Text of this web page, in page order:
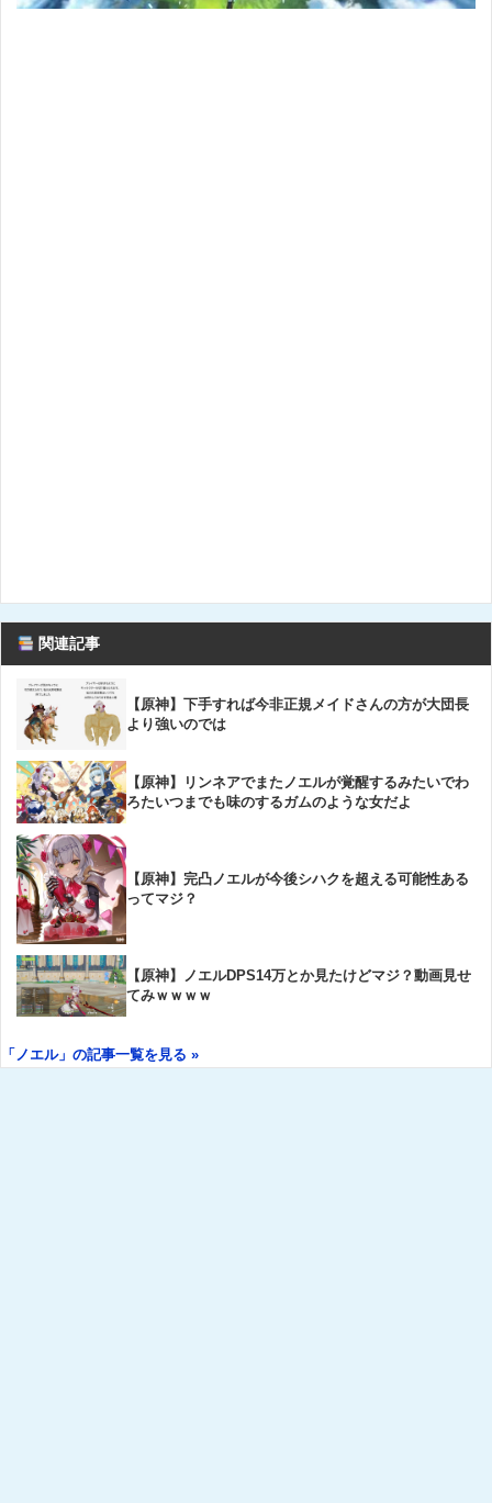
関連記事
【原神】下手すれば今非正規メイドさんの方が大団長
より強いのでは
【原神】リンネアでまたノエルが覚醒するみたいでわ
ろたいつまでも味のするガムのような女だよ
【原神】完凸ノエルが今後シハクを超える可能性ある
ってマジ？
【原神】ノエルDPS14万とか見たけどマジ？動画見せ
てみｗｗｗｗ
「ノエル」の記事一覧を見る »